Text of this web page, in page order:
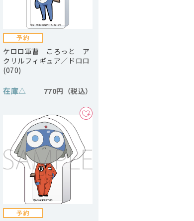
ケロロ軍曹 ころっと ア
クリルフィギュア／ドロロ
(070)
在庫△ 770円